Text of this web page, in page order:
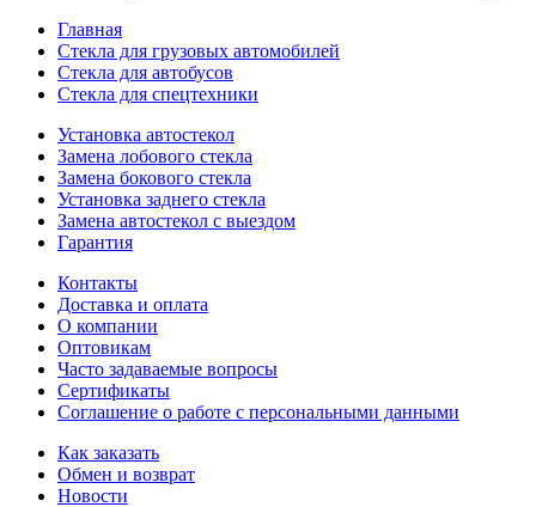
Главная
Стекла для грузовых автомобилей
Стекла для автобусов
Стекла для спецтехники
Установка автостекол
Замена лобового стекла
Замена бокового стекла
Установка заднего стекла
Замена автостекол с выездом
Гарантия
Контакты
Доставка и оплата
О компании
Оптовикам
Часто задаваемые вопросы
Сертификаты
Соглашение о работе с персональными данными
Как заказать
Обмен и возврат
Новости